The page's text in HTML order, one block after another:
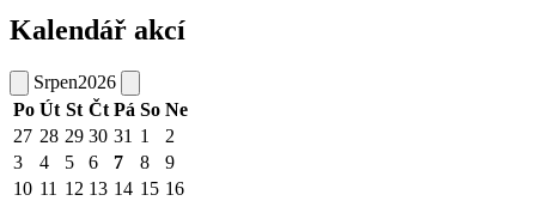
Kalendář akcí
Srpen2026
Po Út St Čt Pá So Ne
27 28 29 30 31 1
2
3
4 5 6 7 8
9
10 11 12 13 14 15 16